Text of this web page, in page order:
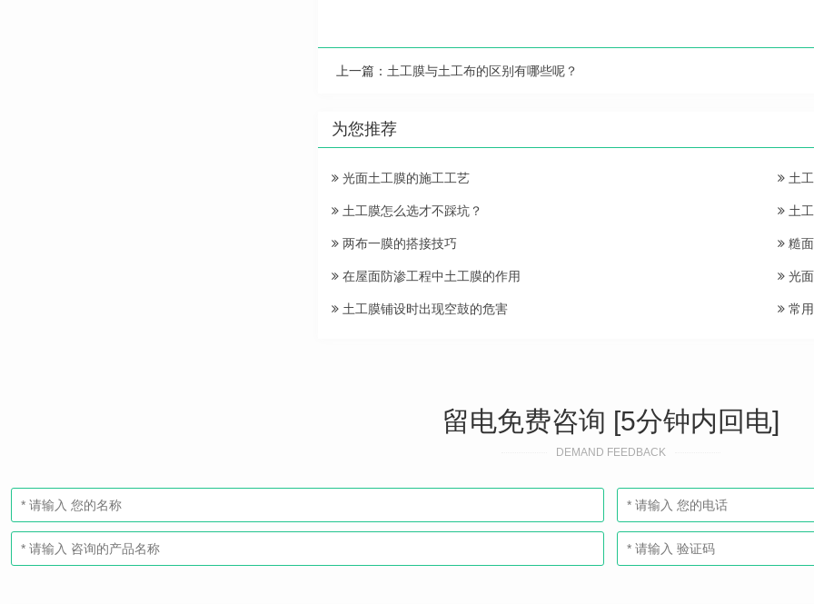
上一篇： 土工膜与土工布的区别有哪些呢？
为您推荐
光面土工膜的施工工艺 土工
土工膜怎么选才不踩坑？ 土工
两布一膜的搭接技巧 糙面
在屋面防渗工程中土工膜的作用 光面
土工膜铺设时出现空鼓的危害 常用
留电免费咨询 [5分钟内回电]
DEMAND FEEDBACK